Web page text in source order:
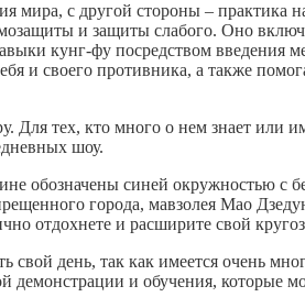
мира, с другой стороны – практика
и защиты слабого. Оно
кунг-фу посредством введения
и своего противника, а также
Для тех, кто много о нем знает или
шоу.
обозначены синей окружностью с
города, мавзолея Мао
отдохнете и расширите свой
день, так как имеется очень
демонстрации и обучения, которые